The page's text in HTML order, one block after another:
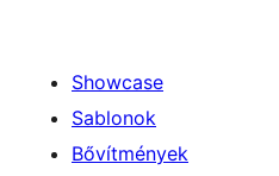
Showcase
Sablonok
Bővítmények